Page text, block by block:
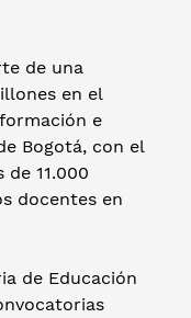
de una
en el
e
Bogotá, con el
11.000
docentes en
de Educación